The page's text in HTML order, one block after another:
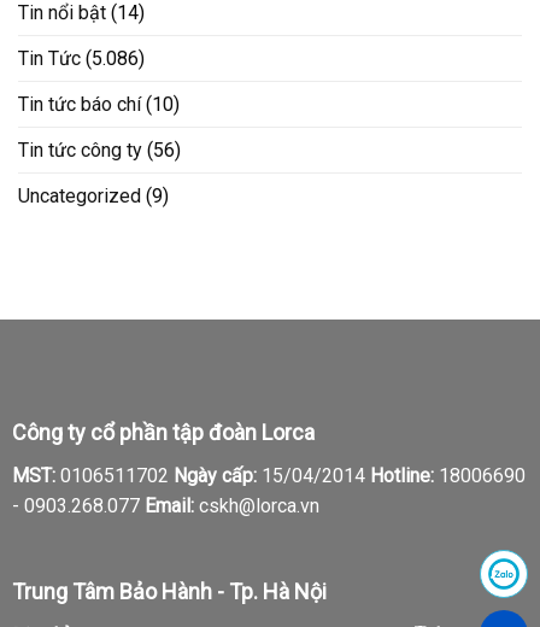
Tin nổi bật (14)
Tin Tức (5.086)
Tin tức báo chí(10)
Tin tức công ty (56)
Uncategorized (9)
Công ty cổ phần tập đoàn Lorca
MST:0106511702 Ngày cấp:15/04/2014 Hotline:18006690
- 0903.268.077 Email:cskh@lorca.vn
Trung Tâm Bảo Hành - Tp. Hà Nội